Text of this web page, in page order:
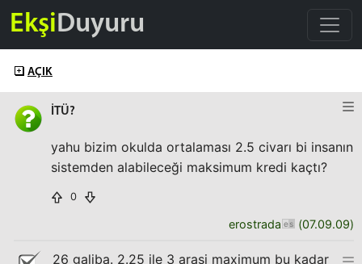
EkşiDuyuru
AÇIK
İTÜ?
yahu bizim okulda ortalaması 2.5 civarı bi insanın
sistemden alabileceği maksimum kredi kaçtı?
0
erostrada (07.09.09)
26 galiba. 2.25 ile 3 arasi maximum bu kadar